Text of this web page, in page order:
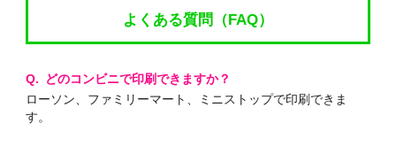
よくある質問（FAQ）
どのコンビニで印刷できますか？
ローソン、ファミリーマート、ミニストップで印刷できま
す。